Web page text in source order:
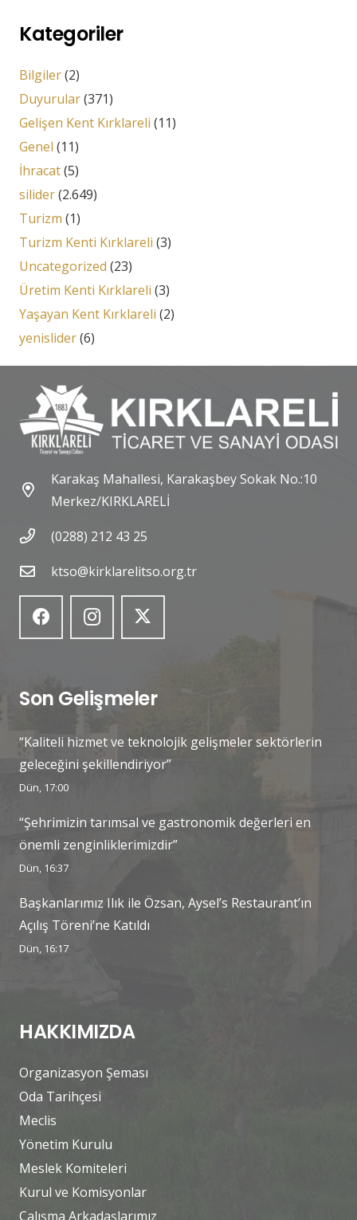
Kategoriler
Bilgiler(2)
Duyurular(371)
Gelişen Kent Kırklareli (11)
Genel (11)
İhracat(5)
silider(2.649)
Turizm (1)
Turizm Kenti Kırklareli (3)
Uncategorized (23)
Üretim Kenti Kırklareli (3)
Yaşayan Kent Kırklareli (2)
yenislider(6)
Karakaş Mahallesi, Karakaşbey Sokak No.:10
Merkez/KIRKLARELİ
(0288) 212 43 25
ktso@kirklarelitso.org.tr
Son Gelişmeler
“Kaliteli hizmet ve teknolojik gelişmeler sektörlerin
geleceğini şekillendiriyor”
Dün, 17:00
“Şehrimizin tarımsal ve gastronomik değerleri en
önemli zenginliklerimizdir”
Dün, 16:37
Başkanlarımız Ilık ile Özsan, Aysel’s Restaurant’ın
Açılış Töreni’ne Katıldı
Dün, 16:17
HAKKIMIZDA
Organizasyon Şeması
Oda Tarihçesi
Meclis
Yönetim Kurulu
Meslek Komiteleri
Kurul ve Komisyonlar
Çalışma Arkadaşlarımız